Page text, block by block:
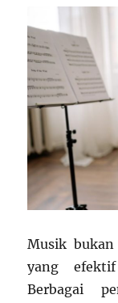
Musik
yang
Berbagai